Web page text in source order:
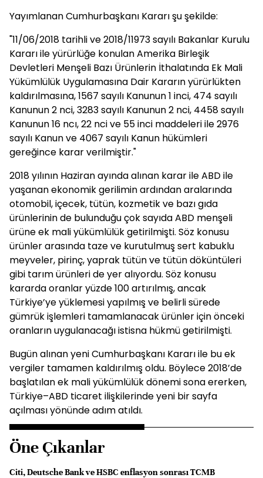
Yayımlanan Cumhurbaşkanı Kararı şu şekilde:
"11/06/2018 tarihli ve 2018/11973 sayılı Bakanlar Kurulu
Kararı ile yürürlüğe konulan Amerika Birleşik
Devletleri Menşeli Bazı Ürünlerin İthalatında Ek Mali
Yükümlülük Uygulamasına Dair Kararın yürürlükten
kaldırılmasına, 1567 sayılı Kanunun 1 inci, 474 sayılı
Kanunun 2 nci, 3283 sayılı Kanunun 2 nci, 4458 sayılı
Kanunun 16 ncı, 22 nci ve 55 inci maddeleri ile 2976
sayılı Kanun ve 4067 sayılı Kanun hükümleri
gereğince karar verilmiştir."
2018 yılının Haziran ayında alınan karar ile ABD ile
yaşanan ekonomik gerilimin ardından aralarında
otomobil, içecek, tütün, kozmetik ve bazı gıda
ürünlerinin de bulunduğu çok sayıda ABD menşeli
ürüne ek mali yükümlülük getirilmişti. Söz konusu
ürünler arasında taze ve kurutulmuş sert kabuklu
meyveler, pirinç, yaprak tütün ve tütün döküntüleri
gibi tarım ürünleri de yer alıyordu. Söz konusu
kararda oranlar yüzde 100 artırılmış, ancak
Türkiye’ye yüklemesi yapılmış ve belirli sürede
gümrük işlemleri tamamlanacak ürünler için önceki
oranların uygulanacağı istisna hükmü getirilmişti.
Bugün alınan yeni Cumhurbaşkanı Kararı ile bu ek
vergiler tamamen kaldırılmış oldu. Böylece 2018’de
başlatılan ek mali yükümlülük dönemi sona ererken,
Türkiye–ABD ticaret ilişkilerinde yeni bir sayfa
açılması yönünde adım atıldı.
Öne Çıkanlar
Citi, Deutsche Bank ve HSBC enflasyon sonrası TCMB